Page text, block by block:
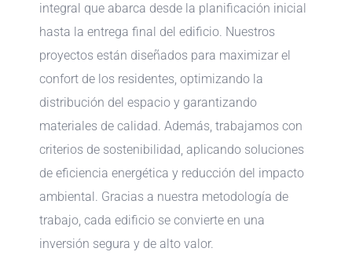
integral que abarca desde la planificación inicial
hasta la entrega final del edificio. Nuestros
proyectos están diseñados para maximizar el
confort de los residentes, optimizando la
distribución del espacio y garantizando
materiales de calidad. Además, trabajamos con
criterios de sostenibilidad, aplicando soluciones
de eficiencia energética y reducción del impacto
ambiental. Gracias a nuestra metodología de
trabajo, cada edificio se convierte en una
inversión segura y de alto valor.